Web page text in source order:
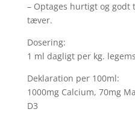
– Optages hurtigt og godt
tæver.
Dosering:
1 ml dagligt per kg.
Deklaration per 100ml:
1000mg Calcium, 70mg
D3